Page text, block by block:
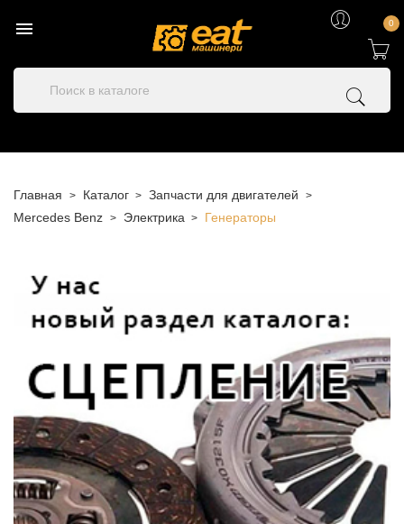
 0
Главная Каталог
Запчасти для двигателей
Mercedes Benz
Электрика Генераторы